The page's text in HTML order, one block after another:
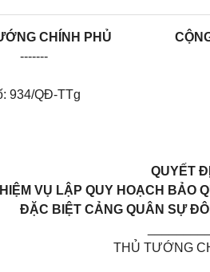
CHÍNH PHỦ
-------
934/QĐ-TTg
QUYẾT
VỤ LẬP QUY HOẠCH BẢO
ĐẶC BIỆT CẢNG QUÂN SỰ
THỦ TƯỚNG